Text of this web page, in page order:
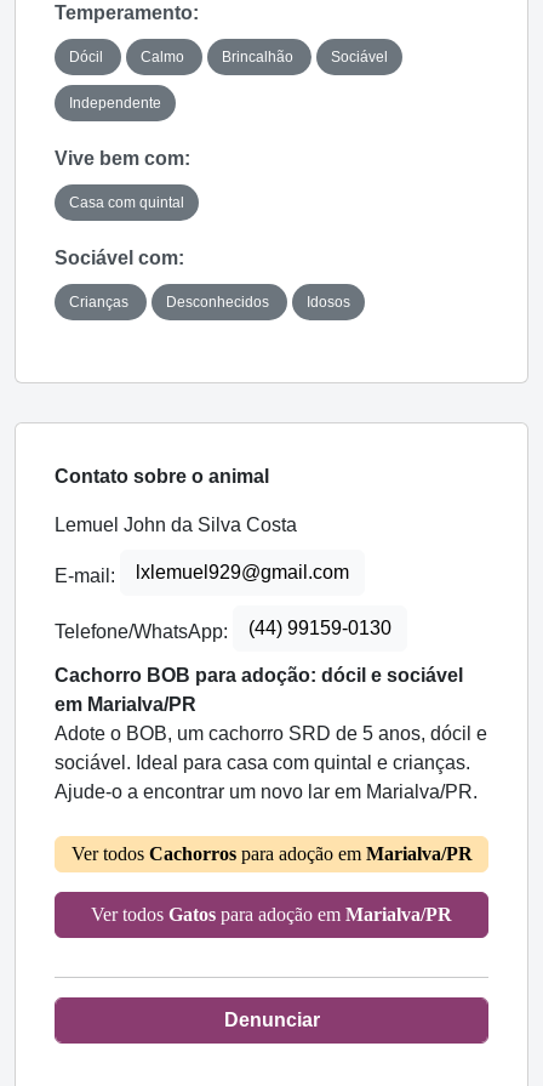
Temperamento:
Dócil Calmo Brincalhão Sociável
Independente
Vive bem com:
Casa com quintal
Sociável com:
Crianças Desconhecidos Idosos
Contato sobre o animal
Lemuel John da Silva Costa
E-mail: lxlemuel929@gmail.com
Telefone/WhatsApp: (44) 99159-0130
Cachorro BOB para adoção: dócil e sociável
em Marialva/PR
Adote o BOB, um cachorro SRD de 5 anos, dócil e
sociável. Ideal para casa com quintal e crianças.
Ajude-o a encontrar um novo lar em Marialva/PR.
Ver todos Cachorrospara adoção em Marialva/PR
Ver todos Gatos para adoção em Marialva/PR
Denunciar